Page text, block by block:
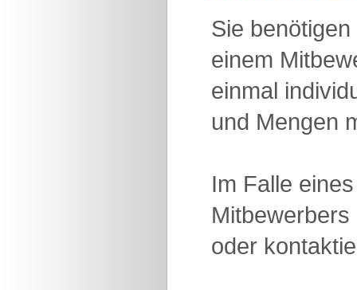
Sie
einem
einmal
und Mengen
Im Falle
oder